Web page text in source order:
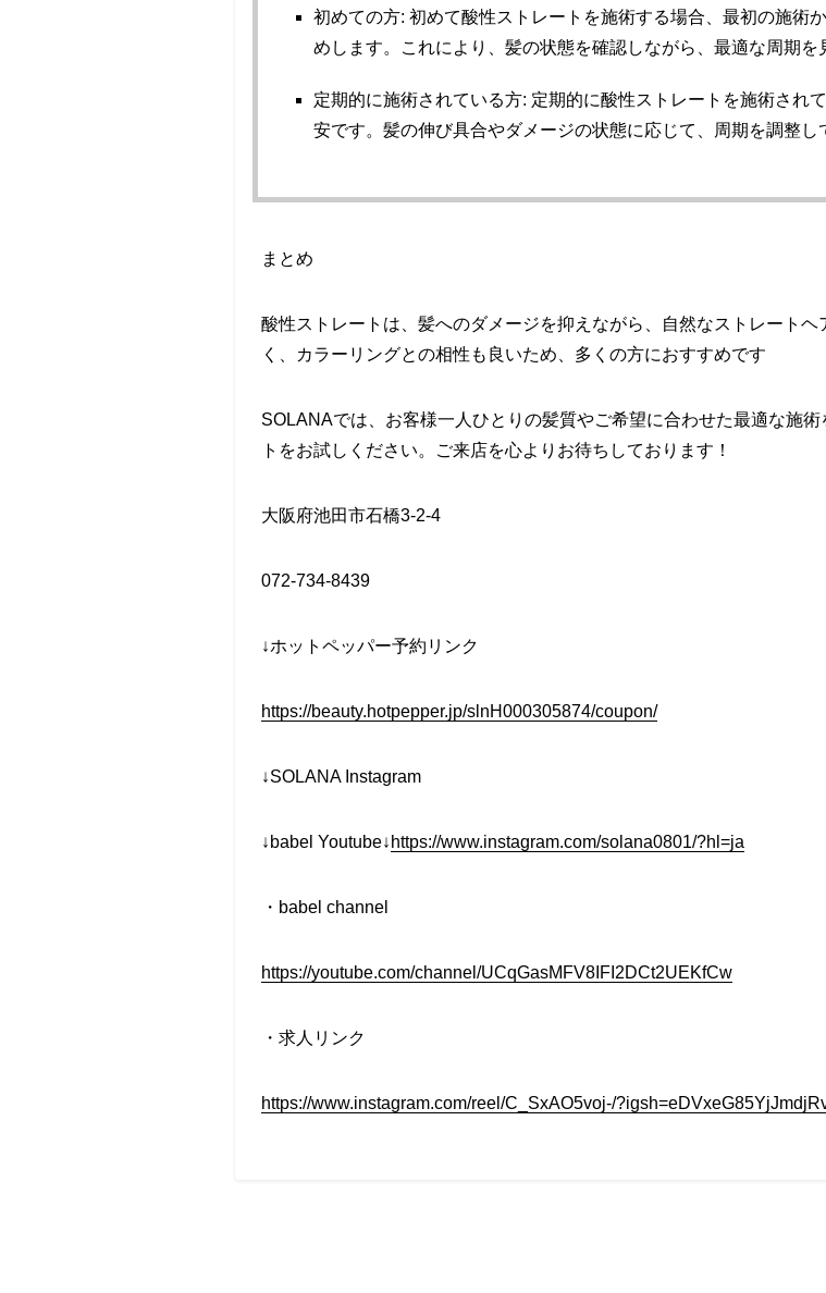
初めての方: 初めて酸性ストレートを施術する場合、最初の施術
めします。これにより、髪の状態を確認しながら、最適な周期を
定期的に施術されている方: 定期的に酸性ストレートを施術され
安です。髪の伸び具合やダメージの状態に応じて、周期を調整し
まとめ
酸性ストレートは、髪へのダメージを抑えながら、自然なストレート
く、カラーリングとの相性も良いため、多くの方におすすめです
SOLANAでは、お客様一人ひとりの髪質やご希望に合わせた最適な施
トをお試しください。ご来店を心よりお待ちしております！
大阪府池田市石橋3-2-4
072-734-8439
↓ホットペッパー予約リンク
https://beauty.hotpepper.jp/slnH000305874/coupon/
↓SOLANA Instagram
↓babel Youtube↓ https://www.instagram.com/solana0801/?hl=ja
・babel channel
https://youtube.com/channel/UCqGasMFV8IFI2DCt2UEKfCw
・求人リンク
https://www.instagram.com/reel/C_SxAO5voj-/